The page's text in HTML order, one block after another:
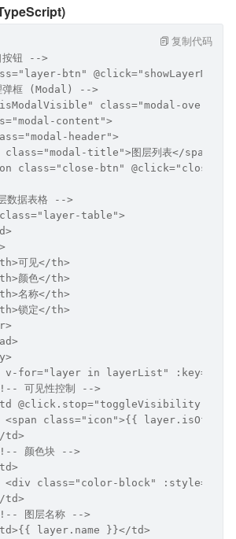
按钮 -->
btn"
弹框 (Modal) -->
class="modal-overlay"
content">
header">
title">图层列表</span>
class="close-btn"
数据表格 -->
table">
可见</th>
颜色</th>
名称</th>
锁定</th>
v-for="layer in layerList"
可见性控制 -->
<span class="icon">{{ layer.isOff
td>
颜色块 -->
<div class="color-block" :style="{
td>
图层名称 -->
layer.name }}</td>
复制代码